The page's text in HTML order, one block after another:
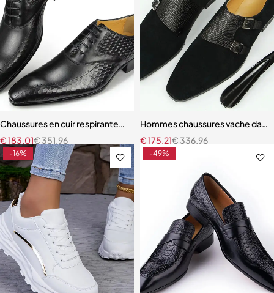
Chaussures en cuir respirantes pour hommes, chaussures
€351,96
€183,01
Hommes chaussures vache
€336,96
€175,21
-16% -49%